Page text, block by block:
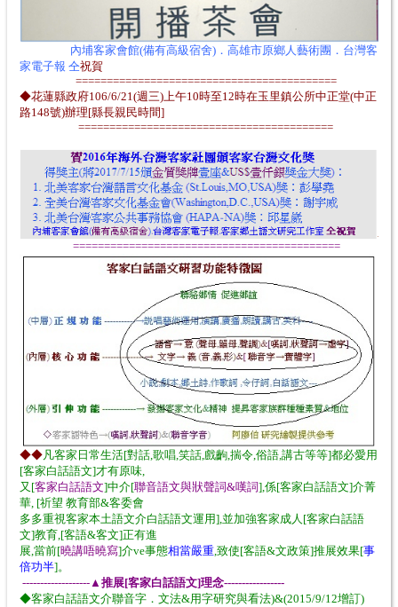
內埔客家會館(備有高級宿舍)．高雄市原鄉人藝術團．台灣客
家電子報 仝祝賀
==========================================
◆花蓮縣政府106/6/21(週三)上午10時至12時在玉里鎮公所中正堂(中正
路148號)辦理[縣長親民時間]
=========================================
===========================================
◆◆凡客家日常生活[對話,歌唱,笑話,戲齣,揣令,俗語,講古等等]都必愛用
[客家白話語文]才有原味,
又[客家白話語文]中介[聯音語文與狀聲詞&嘆詞],係[客家白話語文]介菁
華, [祈望 教育部&客委會
多多重視客家本土語文介白話語文運用],並加強客家成人[客家白話語
文]教育,[客語&客文]正有進
展,當前[曉講唔曉寫]介ve事態相當嚴重,致使[客語&文政策]推展效果[事
倍功半]。
-------------------▲ 推展[客家白話語文]理念-----------------
◆客家白話語文介聯音字．文法&用字研究與看法)&(2015/9/12增訂)